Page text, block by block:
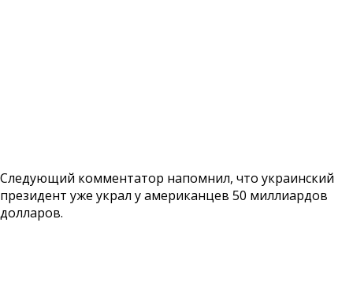
Следующий комментатор напомнил, что украинский
президент уже украл у американцев 50 миллиардов
долларов.